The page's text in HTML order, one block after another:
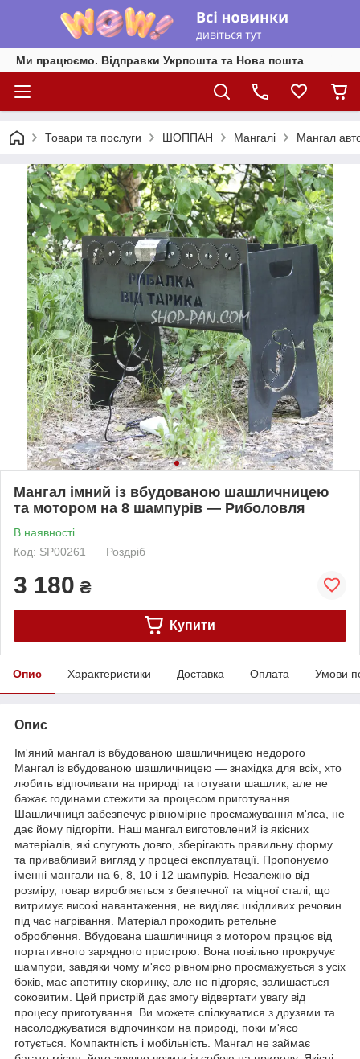
Ми працюємо. Відправки Укрпошта та Нова пошта
Товари та послуги ШОППАН Мангалі Мангал
Мангал імний із вбудованою шашличницею
та мотором на 8 шампурів — Риболовля
В наявності
Код: SP00261
Роздріб
3 180 ₴
Купити
Опис Характеристики Доставка Оплата Умови
Опис
Ім'яний мангал із вбудованою шашличницею недорого
Мангал із вбудованою шашличницею — знахідка для всіх, хто
любить відпочивати на природі та готувати шашлик, але не
бажає годинами стежити за процесом приготування.
Шашличниця забезпечує рівномірне просмажування м'яса, не
дає йому підгоріти. Наш мангал виготовлений із якісних
матеріалів, які слугують довго, зберігають правильну форму
та привабливий вигляд у процесі експлуатації. Пропонуємо
іменні мангали на 6, 8, 10 і 12 шампурів. Незалежно від
розміру, товар виробляється з безпечної та міцної сталі, що
витримує високі навантаження, не виділяє шкідливих речовин
під час нагрівання. Матеріал проходить ретельне
оброблення. Вбудована шашличниця з мотором працює від
портативного зарядного пристрою. Вона повільно прокручує
шампури, завдяки чому м'ясо рівномірно просмажується з усіх
боків, має апетитну скоринку, але не підгоряє, залишається
соковитим. Цей пристрій дає змогу відвертати увагу від
процесу приготування. Ви можете спілкуватися з друзями та
насолоджуватися відпочинком на природі, поки м'ясо
готується. Компактність і мобільність. Мангал не займає